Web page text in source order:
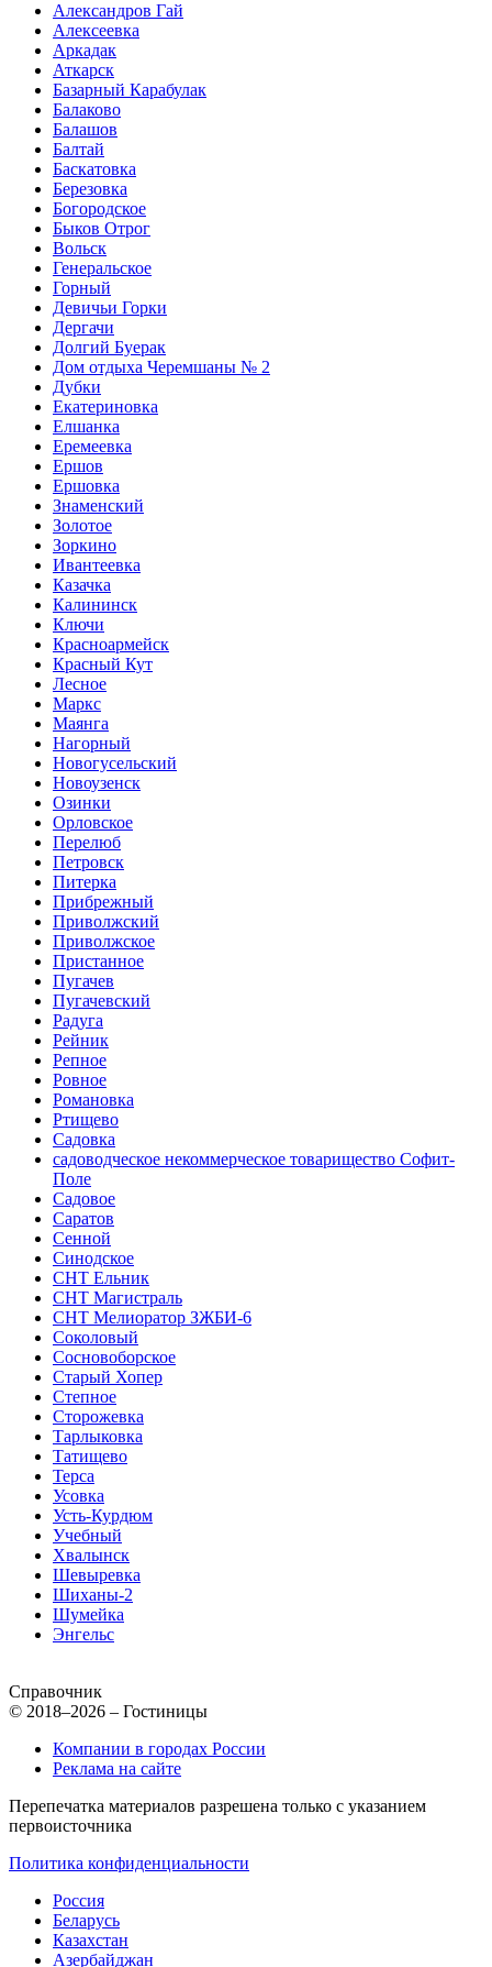
Александров Гай
Алексеевка
Аркадак
Аткарск
Базарный Карабулак
Балаково
Балашов
Балтай
Баскатовка
Березовка
Богородское
Быков Отрог
Вольск
Генеральское
Горный
Девичьи Горки
Дергачи
Долгий Буерак
Дом отдыха Черемшаны № 2
Дубки
Екатериновка
Елшанка
Еремеевка
Ершов
Ершовка
Знаменский
Золотое
Зоркино
Ивантеевка
Казачка
Калининск
Ключи
Красноармейск
Красный Кут
Лесное
Маркс
Маянга
Нагорный
Новогусельский
Новоузенск
Озинки
Орловское
Перелюб
Петровск
Питерка
Прибрежный
Приволжский
Приволжское
Пристанное
Пугачев
Пугачевский
Радуга
Рейник
Репное
Ровное
Романовка
Ртищево
Садовка
садоводческое некоммерческое товарищество Софит-
Поле
Садовое
Саратов
Сенной
Синодское
СНТ Ельник
СНТ Магистраль
СНТ Мелиоратор ЗЖБИ-6
Соколовый
Сосновоборское
Старый Хопер
Степное
Сторожевка
Тарлыковка
Татищево
Терса
Усовка
Усть-Курдюм
Учебный
Хвалынск
Шевыревка
Шиханы-2
Шумейка
Энгельс
Справочник
© 2018–2026 – Гостиницы
Компании в городах России
Реклама на сайте
Перепечатка материалов разрешена только с указанием
первоисточника
Политика конфиденциальности
Россия
Беларусь
Казахстан
Азербайджан